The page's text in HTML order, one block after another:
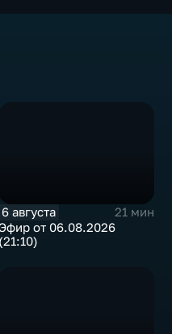
6 августа
21 мин
от 06.08.2026
(21:10)